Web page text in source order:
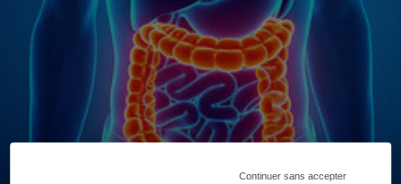
Continuer sans accepter